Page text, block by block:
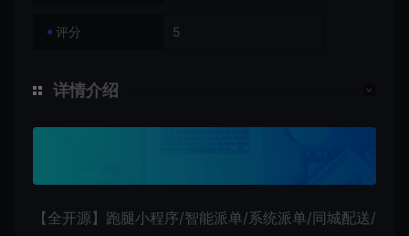
评分 5
详情介绍
【全开源】跑腿小程序/智能派单/系统派单/同城配送/